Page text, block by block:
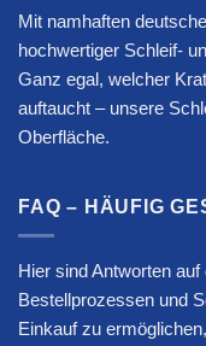
Mit namhaften
hochwertiger Schleif-
Ganz egal, welcher
auftaucht – unsere
Oberfläche.
FAQ – HÄUFIG
Hier sind Antworten
Bestellprozessen und
Einkauf zu